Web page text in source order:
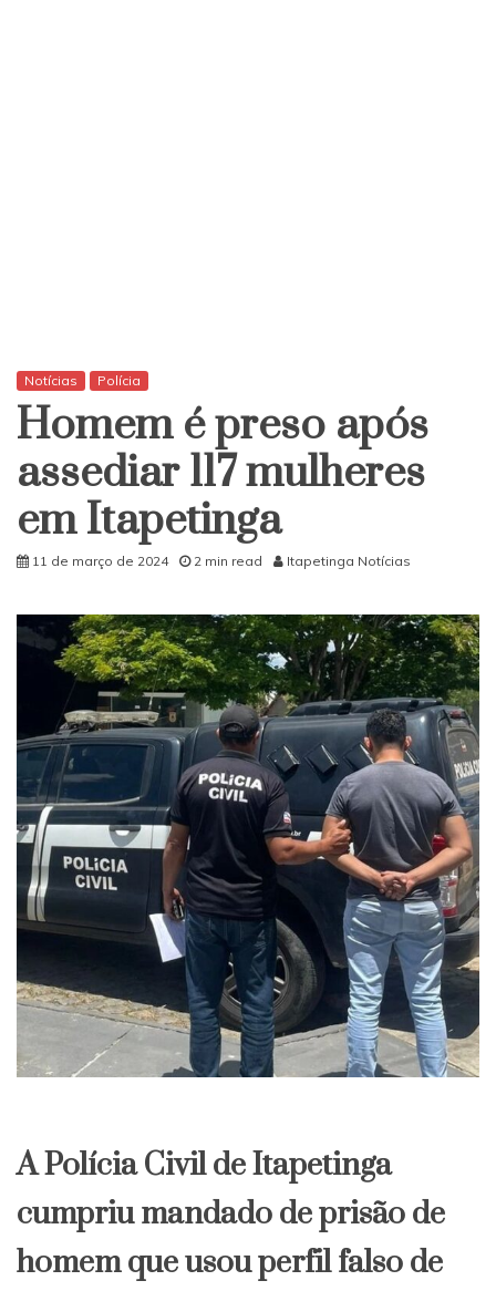
Notícias Polícia
Homem é preso após
assediar 117 mulheres
em Itapetinga
11 de março de 2024 2 min read Itapetinga Notícias
A Polícia Civil de Itapetinga
cumpriu mandado de prisão de
homem que usou perfil falso de